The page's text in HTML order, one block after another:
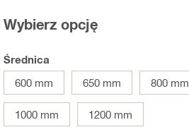
Wybierz opcję
Średnica
600 mm
650 mm 800 mm
1000 mm 1200 mm